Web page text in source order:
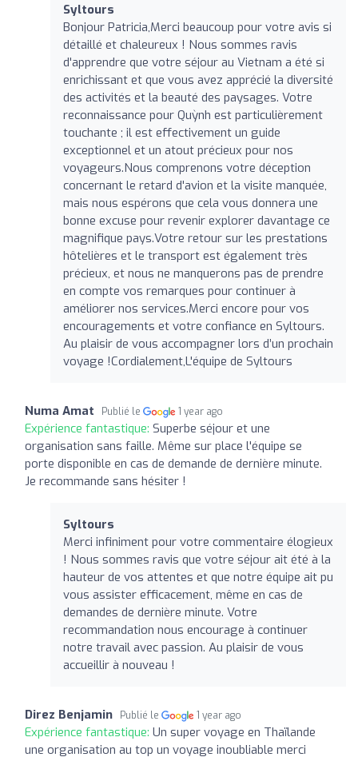
Syltours
Bonjour Patricia,Merci beaucoup pour votre avis si
détaillé et chaleureux ! Nous sommes ravis
d'apprendre que votre séjour au Vietnam a été si
enrichissant et que vous avez apprécié la diversité
des activités et la beauté des paysages. Votre
reconnaissance pour Quỳnh est particulièrement
touchante ; il est effectivement un guide
exceptionnel et un atout précieux pour nos
voyageurs.Nous comprenons votre déception
concernant le retard d'avion et la visite manquée,
mais nous espérons que cela vous donnera une
bonne excuse pour revenir explorer davantage ce
magnifique pays.Votre retour sur les prestations
hôtelières et le transport est également très
précieux, et nous ne manquerons pas de prendre
en compte vos remarques pour continuer à
améliorer nos services.Merci encore pour vos
encouragements et votre confiance en Syltours.
Au plaisir de vous accompagner lors d’un prochain
voyage !Cordialement,L'équipe de Syltours
Numa Amat Publié le 1 year ago
Expérience fantastique: Superbe séjour et une
organisation sans faille. Même sur place l'équipe se
porte disponible en cas de demande de dernière minute.
Je recommande sans hésiter !
Syltours
Merci infiniment pour votre commentaire élogieux
! Nous sommes ravis que votre séjour ait été à la
hauteur de vos attentes et que notre équipe ait pu
vous assister efficacement, même en cas de
demandes de dernière minute. Votre
recommandation nous encourage à continuer
notre travail avec passion. Au plaisir de vous
accueillir à nouveau !
Direz Benjamin Publié le 1 year ago
Expérience fantastique: Un super voyage en Thaïlande
une organisation au top un voyage inoubliable merci